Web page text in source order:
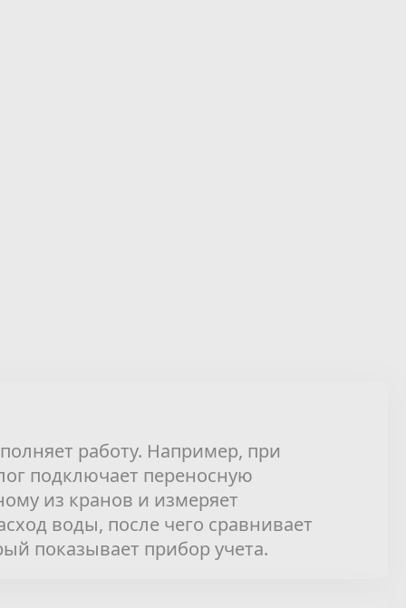
работу. Например, при
подключает переносную
из кранов и измеряет
воды, после чего сравнивает
показывает прибор учета.